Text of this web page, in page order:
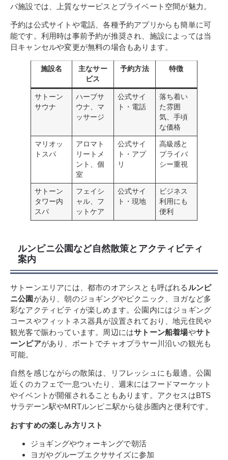
パ施設では、上質なサービスとプライベート空間が魅力。
予約は公式サイトや電話、各種予約アプリからも簡単に可
能です。利用時は事前予約が推奨され、施設によっては当
日キャンセルや変更が無料の場合もあります。
施設名
主なサー
ビス
予約方法 特徴
サトーン
サウナ
ハーブサ
ウナ、マ
ッサージ
公式サイ
ト・電話
落ち着い
た雰囲
気、手頃
な価格
マリオッ
トスパ
アロマト
リートメ
ント、個
室
公式サイ
ト・アプ
リ
高級感と
プライバ
シー重視
サトーン
タワー内
スパ
フェイシ
ャル、フ
ットケア
公式サイ
ト・現地
ビジネス
利用にも
便利
ルンピニ公園など自然散策とアクティビティ
案内
サトーンエリアには、都市のオアシスとも呼ばれる ルンピ
ニ公園 があり、朝のジョギングやピクニック、ヨガなど多
彩なアクティビティが楽しめます。公園内にはジョギング
コースやフィットネス器具が設置されており、地元住民や
観光客で賑わっています。周辺にはサトーン船着場やサト
ーンピアがあり、ボートでチャオプラヤー川沿いの観光も
可能。
自然を感じながらの散策は、リフレッシュにも最適。公園
近くのカフェで一息ついたり、週末にはフードマーケット
やイベントが開催されることもあります。アクセスはBTS
サラデーン駅やMRTルンピニ駅から徒歩圏内と便利です。
おすすめの楽しみ方リスト
ジョギングやウォーキングで朝活
ヨガやグループエクササイズに参加